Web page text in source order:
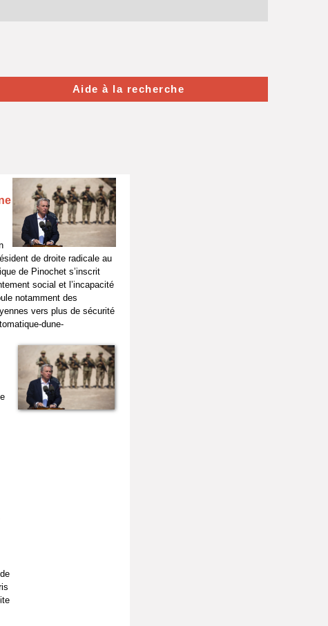
de droite radicale au
de Pinochet s’inscrit
social et l’incapacité
notamment des
vers plus de sécurité
dune-
Aide à la recherche